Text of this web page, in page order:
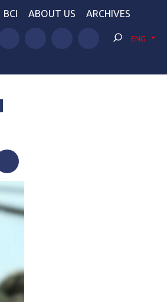
BCI ABOUT US ARCHIVES
ENG